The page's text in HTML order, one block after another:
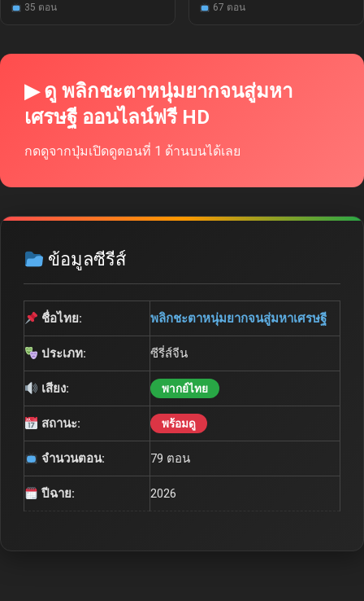
35 ตอน 67 ตอน
▶ ดู พลิกชะตาหนุ่มยากจนสู่มหา
เศรษฐี ออนไลน์ฟรี HD
กดดูจากปุ่มเปิดดูตอนที่ 1 ด้านบนได้เลย
ข้อมูลซีรีส์
ชื่อไทย: พลิกชะตาหนุ่มยากจนสู่มหาเศรษฐี
ประเภท: ซีรี่ส์จีน
เสียง: พากย์ไทย
สถานะ: พร้อมดู
จำนวนตอน: 79 ตอน
ปีฉาย: 2026